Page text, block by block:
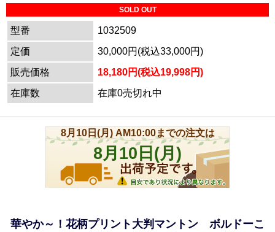
SOLD OUT
型番
1032509
定価
30,000円(税込33,000円)
販売価格
18,180円(税込19,998円)
在庫数
在庫0売切れ中
華やか～！花柄プリント大判マントン ボルドーこ